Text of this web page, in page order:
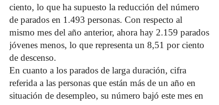
ciento, lo que ha supuesto la reducción del número
de parados en 1.493 personas. Con respecto al
mismo mes del año anterior, ahora hay 2.159 parados
jóvenes menos, lo que representa un 8,51 por ciento
de descenso.
En cuanto a los parados de larga duración, cifra
referida a las personas que están más de un año en
situación de desempleo, su número bajó este mes en